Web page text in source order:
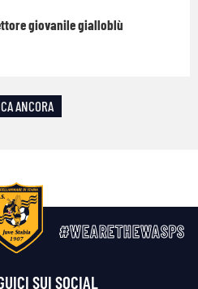
giovanile gialloblù
ANCORA
#WEARETHEWASPS
SUI SOCIAL